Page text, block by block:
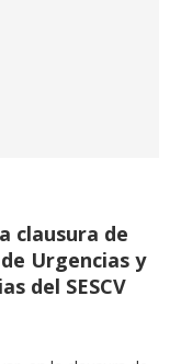
clausura de
Urgencias y
del SESCV